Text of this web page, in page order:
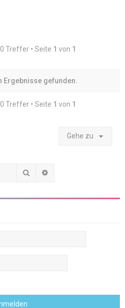
Treffer • Seite 1 von 1
Ergebnisse gefunden.
Treffer • Seite 1 von 1
Gehe zu
Suche